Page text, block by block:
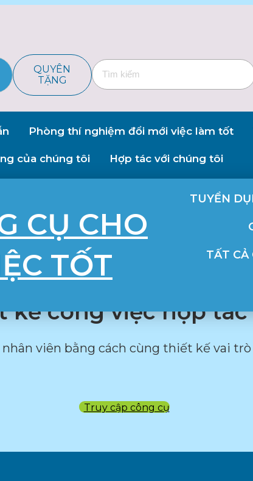
QUYÊN
TẶNG
Phòng thí nghiệm đổi mới việc làm tốt
của chúng tôi Hợp tác với chúng tôi
CỤ CHO
TỐT
TUYỂN
TẤT CẢ
kế công việc hợp
viên bằng cách cùng thiết kế vai
Truy cập công cụ